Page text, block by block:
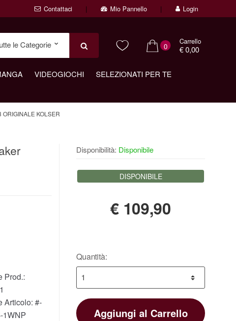
Contattaci Mio Pannello Login
0
Carrello
€ 0,00
VIDEOGIOCHI
SELEZIONATI PER TE
KOLSER
Prod.:
Articolo: #-
1WNP
Disponibilità: Disponibile
DISPONIBILE
€ 109,90
Quantità:
Aggiungi al Carrello